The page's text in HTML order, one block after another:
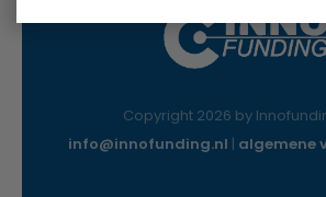
Copyright 2026 by
info@innofunding.nl | algemene